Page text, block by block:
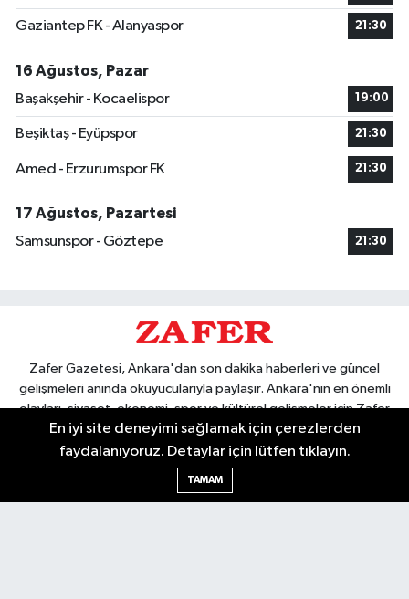
Gaziantep FK - Alanyaspor 21:30
16 Ağustos, Pazar
Başakşehir - Kocaelispor
19:00
Beşiktaş - Eyüpspor 21:30
Amed - Erzurumspor FK 21:30
17 Ağustos, Pazartesi
Samsunspor - Göztepe
21:30
Zafer Gazetesi, Ankara'dan son dakika haberleri ve güncel
gelişmeleri anında okuyucularıyla paylaşır. Ankara'nın en önemli
olayları, siyaset, ekonomi, spor ve kültürel gelişmeler için Zafer
Gazetesi'ni takip edin. Başkentin güvendiği haber kaynağı.
En iyi site deneyimi sağlamak için çerezlerden
faydalanıyoruz. Detaylar için lütfen tıklayın.
TAMAM